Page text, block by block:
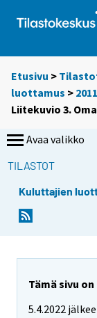
Etusivu >
luottamus > 2011
Liitekuvio 3.
Avaa valikko
TILASTOT
Kuluttajien
Tämä sivu
5.4.2022